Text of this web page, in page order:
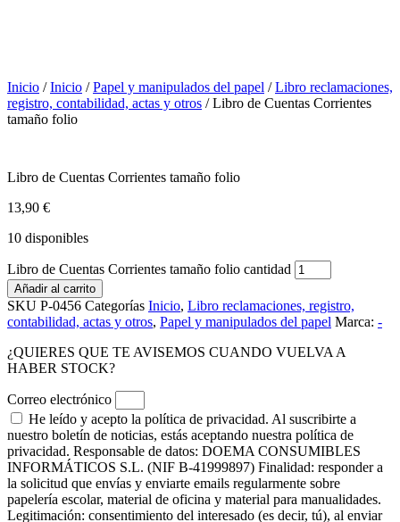
Inicio /Inicio /Papel y manipulados del papel /Libro reclamaciones,
registro, contabilidad, actas y otros / Libro de Cuentas Corrientes
tamaño folio
Libro de Cuentas Corrientes tamaño folio
13,90 €
10 disponibles
Libro de Cuentas Corrientes tamaño folio cantidad
Añadir al carrito
SKU P-0456 Categorías Inicio, Libro reclamaciones, registro,
contabilidad, actas y otros, Papel y manipulados del papel Marca: -
¿QUIERES QUE TE AVISEMOS CUANDO VUELVA A
HABER STOCK?
Correo electrónico
He leído y acepto la política de privacidad. Al suscribirte a
nuestro boletín de noticias, estás aceptando nuestra política de
privacidad. Responsable de datos: DOEMA CONSUMIBLES
INFORMÁTICOS S.L. (NIF B-41999897) Finalidad: responder a
la solicitud que envías y enviarte emails regularmente sobre
papelería escolar, material de oficina y material para manualidades.
Legitimación: consentimiento del interesado (es decir, tú), al enviar